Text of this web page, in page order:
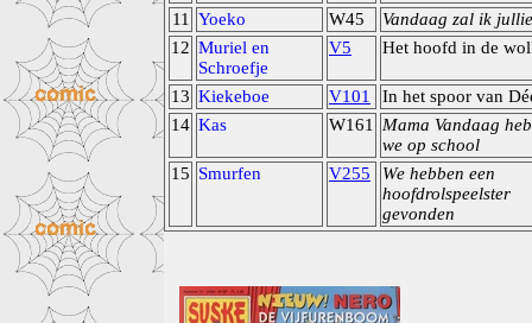
11
Yoeko W45
Vandaag zal ik
12 Muriel en
Schroefje
V5 Het hoofd in de
13 Kiekeboe V101
In het spoor van
14 Kas W161
Mama Vandaag
we op school
15 Smurfen V255
We hebben een
hoofdrolspeelster
gevonden